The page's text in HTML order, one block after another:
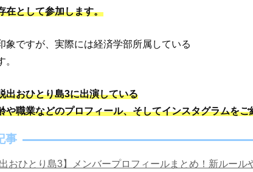
在として参加します。
象ですが、実際には経済学部所属している
出おひとり島3に出演している
や職業などのプロフィール、そしてインスタグラムをご
事
出おひとり島3】メンバープロフィールまとめ！新ルール